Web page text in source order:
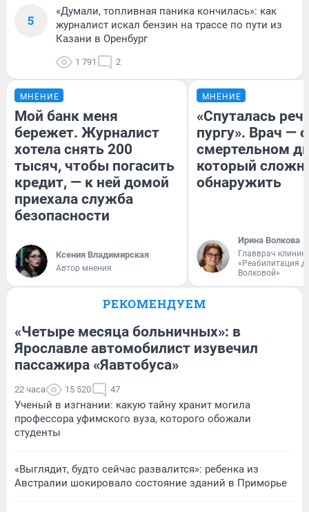
5
«Думали, топливная паника кончилась»: как
журналист искал бензин на трассе по пути из
Казани в Оренбург
1 791 2
МНЕНИЕ
Мой банк меня
бережет. Журналист
хотела снять 200
тысяч, чтобы погасить
кредит, — к ней домой
приехала служба
безопасности
Ксения Владимирская
Автор мнения
МНЕНИЕ
«Спуталась
пургу». Врач — о
смертельном
который
обнаружить
Ирина Волкова
Главврач
«Реабилитация
Волковой»
РЕКОМЕНДУЕМ
«Четыре месяца больничных»: в
Ярославле автомобилист изувечил
пассажира «Яавтобуса»
22 часа 15 520 47
Ученый в изгнании: какую тайну хранит могила
профессора уфимского вуза, которого обожали
студенты
«Выглядит, будто сейчас развалится»: ребенка из
Австралии шокировало состояние зданий в Приморье